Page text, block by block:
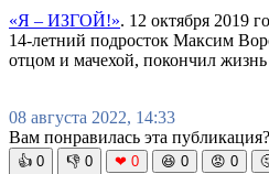
«Я – ИЗГОЙ!». 12 октября 2019
14-летний подросток Максим
отцом и мачехой, покончил
08 августа 2022, 14:33
Вам понравилась эта публикация?
👍 0 👎 0 ❤ 0 😆 0 😡 0